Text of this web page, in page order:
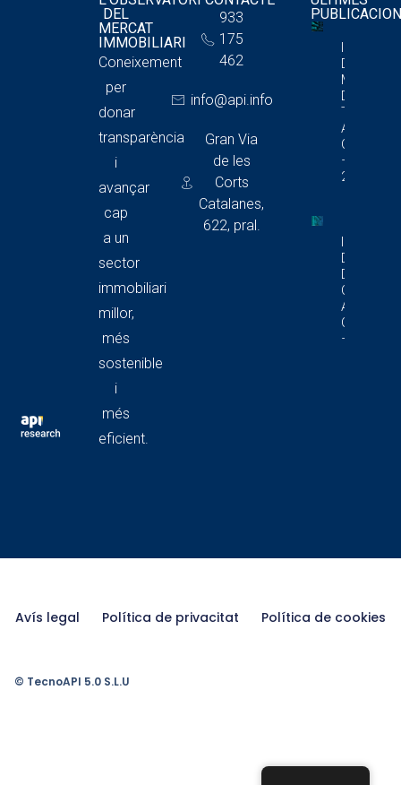
DEL
MERCAT
IMMOBILIARI
Coneixement
per
donar
transparència
i
avançar
cap
a un
sector
immobiliari
millor,
més
sostenible
i
més
eficient.
933
175
462
info@api.info
Gran Via
de les
Corts
Catalanes,
622, pral.
Informe
Del
Mercat
De
Trasters
A
Catalunya
– 1T
2026
Informe
Del
De Locals
A
Catalunya
– 1T 2026
Avís legal Política de privacitat Política de cookies
© TecnoAPI 5.0 S.L.U